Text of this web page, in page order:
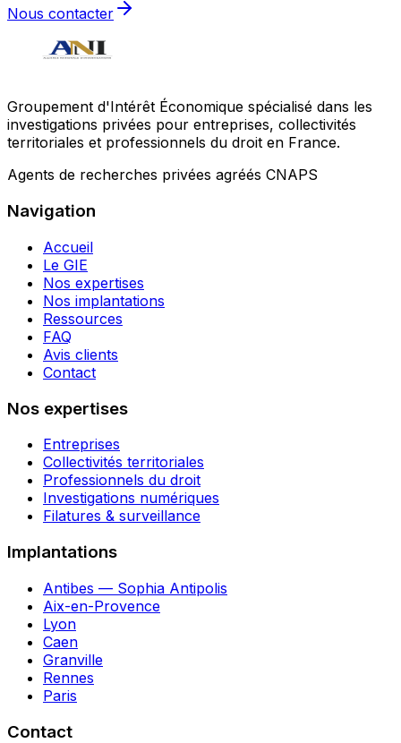
Nous contacter
Groupement d'Intérêt Économique spécialisé dans les
investigations privées pour entreprises, collectivités
territoriales et professionnels du droit en France.
Agents de recherches privées agréés CNAPS
Navigation
Accueil
Le GIE
Nos expertises
Nos implantations
Ressources
FAQ
Avis clients
Contact
Nos expertises
Entreprises
Collectivités territoriales
Professionnels du droit
Investigations numériques
Filatures & surveillance
Implantations
Antibes — Sophia Antipolis
Aix-en-Provence
Lyon
Caen
Granville
Rennes
Paris
Contact